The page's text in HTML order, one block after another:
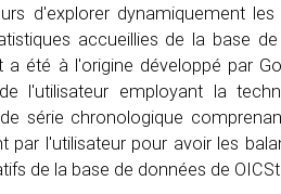
d'explorer dynamiquement
accueillies de la base
a été à l'origine développé par
l'utilisateur employant la
série chronologique
par l'utilisateur pour avoir les
de la base de données de